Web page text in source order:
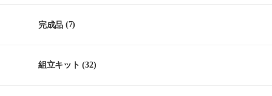
完成品 (7)
組立キット (32)